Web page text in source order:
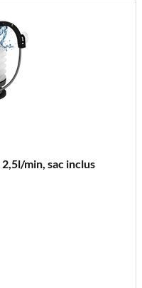
min, sac inclus